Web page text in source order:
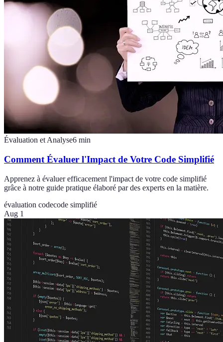
Évaluation et Analyse6 min
Comment Évaluer l'Impact de Votre Code Simplifié
Apprenez à évaluer efficacement l'impact de votre code simplifié
grâce à notre guide pratique élaboré par des experts en la matière.
évaluation codecode simplifié
Aug 1